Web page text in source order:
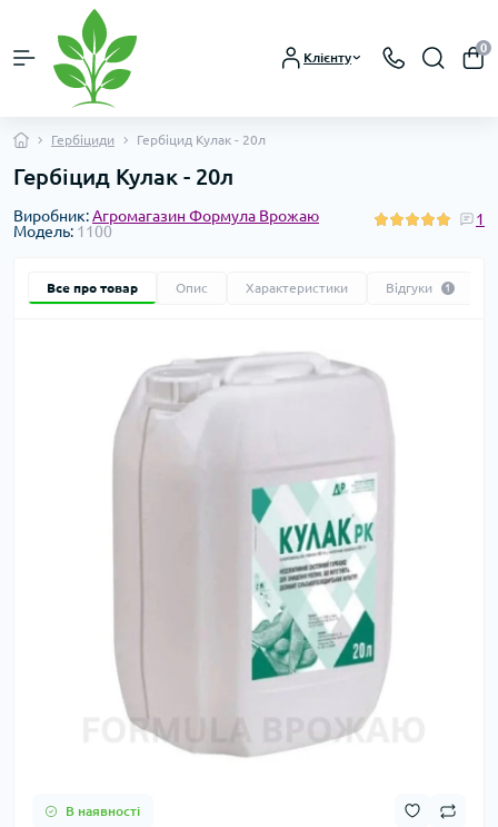
Клієнту
0
Гербіциди Гербіцид Кулак - 20л
Гербіцид Кулак - 20л
Виробник:Агромагазин Формула Врожаю
Модель: 1100
1
Все про товар Опис Характеристики Відгуки 1
В наявності